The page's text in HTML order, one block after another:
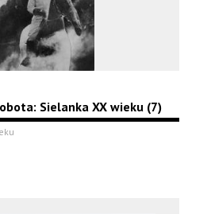
Sielanka XX wieku (7)